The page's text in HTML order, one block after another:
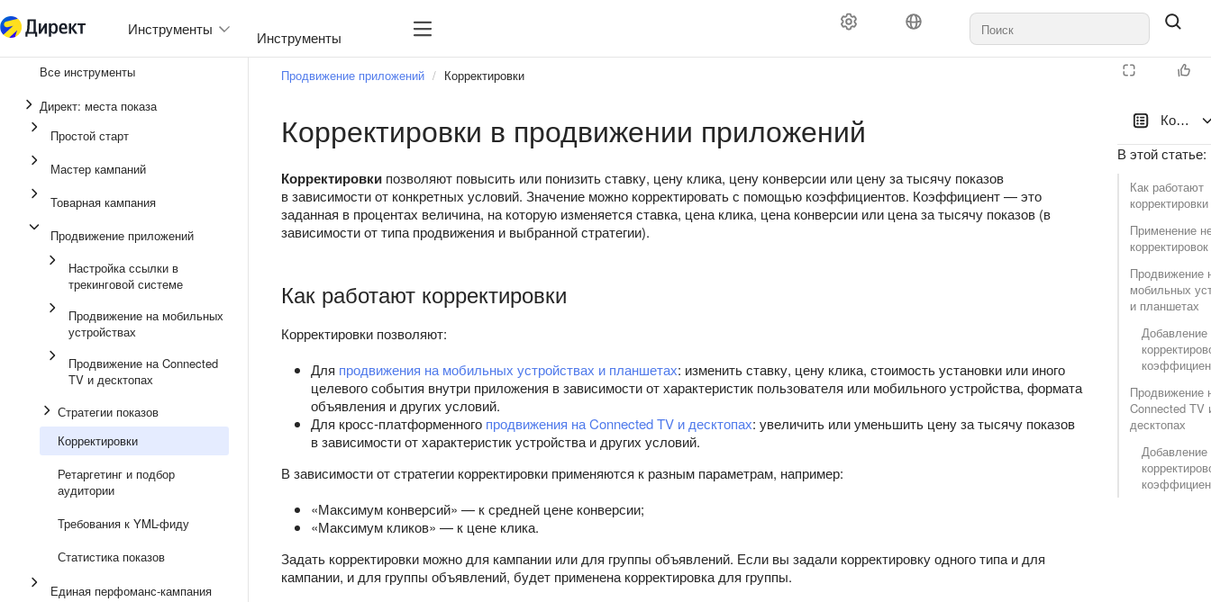
Инструменты Инструменты
Реклама в мессенджерах
Медийная реклама
Мастер кампаний
Простой старт
Таргетинги
Директ Коммандер
Оплата Правила и модерация
Все инструменты
Директ: места показа
Простой старт
Мастер кампаний
Товарная кампания
Продвижение приложений
Настройка ссылки в
трекинговой системе
Продвижение на мобильных
устройствах
Продвижение на Connected
TV и десктопах
Стратегии показов
Корректировки
Ретаргетинг и подбор
аудитории
Требования к YML-фиду
Статистика показов
Единая перфоманс-кампания
В этой статье:
Как работают
корректировки
Применение
корректировок
Продвижение
мобильных
и планшетах
Добавление
Продвижение
Connected TV
десктопах
Добавление
Продвижение приложений Корректировки
Корректировки в продвижении приложений
Корректировки позволяют повысить или понизить ставку, цену клика, цену конверсии или цену за тысячу показов
в зависимости от конкретных условий. Значение можно корректировать с помощью коэффициентов. Коэффициент — это
заданная в процентах величина, на которую изменяется ставка, цена клика, цена конверсии или цена за тысячу показов (в
зависимости от типа продвижения и выбранной стратегии).
Как работают корректировки
Корректировки позволяют:
Для продвижения на мобильных устройствах и планшетах: изменить ставку, цену клика, стоимость установки или иного
целевого события внутри приложения в зависимости от характеристик пользователя или мобильного устройства, формата
объявления и других условий.
Для кросс‑платформенного продвижения на Connected TV и десктопах: увеличить или уменьшить цену за тысячу показов
в зависимости от характеристик устройства и других условий.
В зависимости от стратегии корректировки применяются к разным параметрам, например:
«Максимум конверсий» — к средней цене конверсии;
«Максимум кликов» — к цене клика.
Задать корректировки можно для кампании или для группы объявлений. Если вы задали корректировку одного типа и для
кампании, и для группы объявлений, будет применена корректировка для группы.